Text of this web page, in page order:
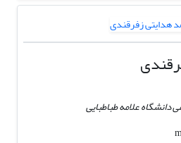
علامه طباطبایی